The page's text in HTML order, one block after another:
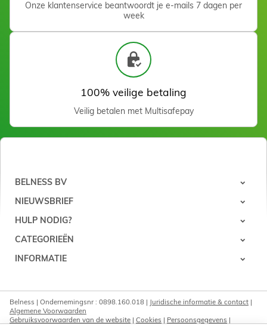
Rolkop Cassette 100 g
Epilatierol 100 m
Onze klantenservice beantwoordt je e-mails 7 dagen per
week
100% veilige betaling
Veilig betalen met Multisafepay
BELNESS BV
NIEUWSBRIEF
HULP NODIG?
CATEGORIEËN
INFORMATIE
Belness | Ondernemingsnr : 0898.160.018 | Juridische informatie & contact
Algemene Voorwaarden
Gebruiksvoorwaarden van de website
Cookies Persoonsgegevens